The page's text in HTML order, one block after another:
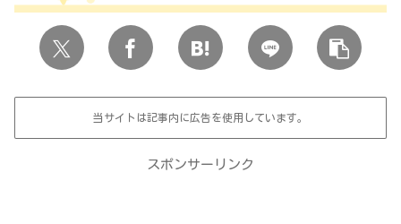
当サイトは記事内に広告を使用しています。
スポンサーリンク